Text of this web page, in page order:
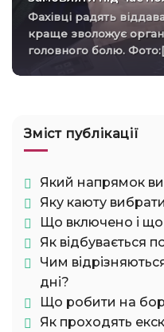
Фахівці радять віддавати перевагу воді, яка
краще зволожує
головного болю.
Зміст публікації
Який напрямок
Яку каюту
Що включено і
Як відбувається
Чим
дні?
Що робити на
Як проходять